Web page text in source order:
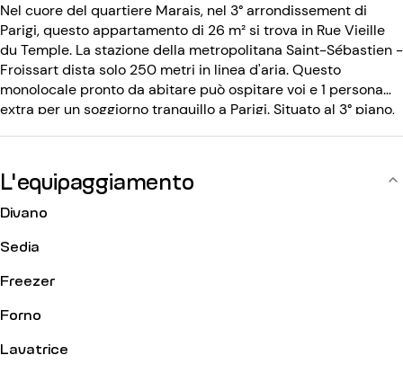
Nel cuore del quartiere Marais, nel 3° arrondissement di
Parigi, questo appartamento di 26 m² si trova in Rue Vieille
du Temple. La stazione della metropolitana Saint-Sébastien -
Froissart dista solo 250 metri in linea d'aria. Questo
monolocale pronto da abitare può ospitare voi e 1 persona
extra per un soggiorno tranquillo a Parigi. Situato al 3° piano,
vostre valigie. L'appartamento è stato completamente
ristrutturato da un architetto.
L'equipaggiamento
Divano
Sedia
Freezer
Forno
Lavatrice